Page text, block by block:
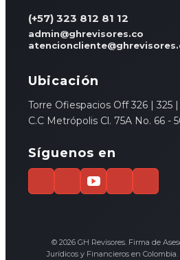
(+57) 323 812 81 12
admin@ghrevisores.co
Ubicación
Torre Ofiespacios Off 326 | 325 |
C.C Metrópolis Cl. 75A No. 66 -
Síguenos en
© 2026 GH Revisores. Firma de
Jurídicos y Financieros en Colombia.